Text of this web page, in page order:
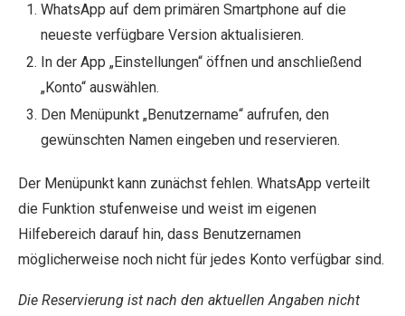
WhatsApp auf dem primären Smartphone auf die
neueste verfügbare Version aktualisieren.
In der App „Einstellungen“ öffnen und anschließend
„Konto“ auswählen.
Den Menüpunkt „Benutzername“ aufrufen, den
gewünschten Namen eingeben und reservieren.
Der Menüpunkt kann zunächst fehlen. WhatsApp verteilt
die Funktion stufenweise und weist im eigenen
Hilfebereich darauf hin, dass Benutzernamen
möglicherweise noch nicht für jedes Konto verfügbar sind.
Die Reservierung ist nach den aktuellen Angaben nicht